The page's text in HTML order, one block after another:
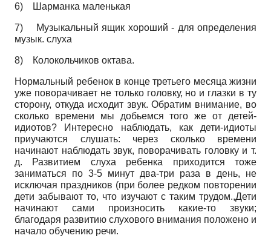
6) Шарманка маленькая
7)
Музыкальный ящик хороший - для определения
музык. слуха
8) Колокольчиков октава.
Нормальный ребенок в конце третьего месяца жизни
уже поворачивает не только головку, но и глазки в ту
сторону, откуда исходит звук. Обратим внимание, во
сколько времени мы добьемся того же от детей-
идиотов? Интересно наблюдать, как дети-идиоты
приучаются слушать: через сколько времени
начинают наблюдать звук, поворачивать головку и т.
д. Развитием слуха ребенка приходится тоже
заниматься по 3-5 минут два-три раза в день, не
исключая праздников (при более редком повторении
дети забывают то, что изучают с таким трудом.,Дети
начинают сами произносить какие-то звуки;
благодаря развитию слухового внимания положено и
начало обучению речи.